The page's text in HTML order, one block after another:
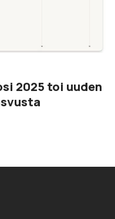
2025 toi uuden